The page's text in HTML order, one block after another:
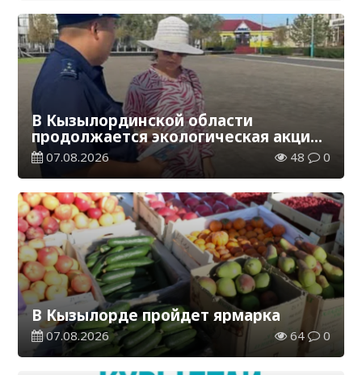
В Кызылординской области
продолжается экологическая акция
«Таза Қазақстан»
07.08.2026 48 0
В Кызылорде пройдет ярмарка
07.08.2026 64 0